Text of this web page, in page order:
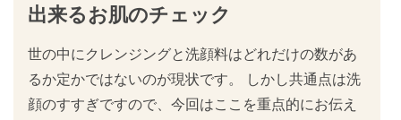
出来るお肌のチェック
世の中にクレンジングと洗顔料はどれだけの数があ
るか定かではないのが現状です。 しかし共通点は洗
顔のすすぎですので、今回はここを重点的にお伝え